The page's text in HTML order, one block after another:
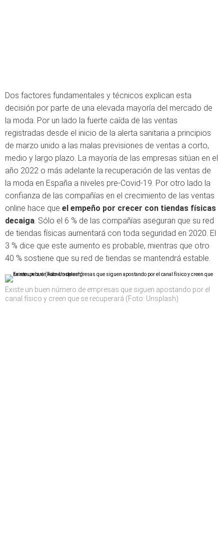
Dos factores fundamentales y técnicos explican esta
decisión por parte de una elevada mayoría del mercado de
la moda. Por un lado la fuerte caída de las ventas
registradas desde el inicio de la alerta sanitaria a principios
de marzo unido a las malas previsiones de ventas a corto,
medio y largo plazo. La mayoría de las empresas sitúan en el
año 2022 o más adelante la recuperación de las ventas de
la moda en España a niveles pre-Covid-19. Por otro lado la
confianza de las compañías en el crecimiento de las ventas
online hace que el empeño por crecer con tiendas físicas
decaiga. Sólo el 6 % de las compañías aseguran que su red
de tiendas físicas aumentará con toda seguridad en 2020. El
3 % dice que este aumento es probable, mientras que otro
40 % sostiene que su red de tiendas se mantendrá estable.
Existe un buen número de empresas que siguen apostando por el
canal físico y creen que se recuperará (Foto: Unsplash)